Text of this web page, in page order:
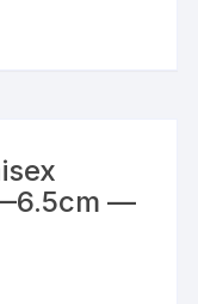
—